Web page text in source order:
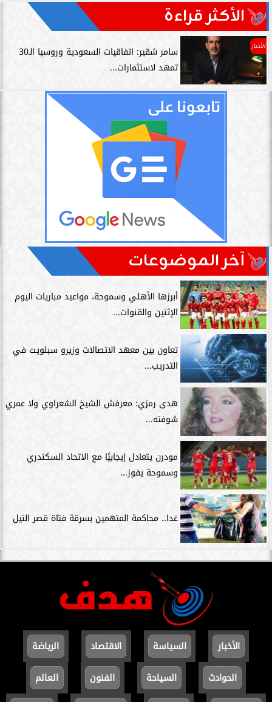
الأكثر قراءة
الأخبار
سامر شقير: اتفاقيات السعودية وروسيا الـ30
تمهد لاستثمارات...
آخر الموضوعات
أبرزها الأهلي وسموحة، مواعيد مباريات اليوم
الإثنين والقنوات...
تعاون بين معهد الاتصالات وزيرو سبلويت في
التدريب...
هدى رمزي: معرفش الشيخ الشعراوي ولا عمري
شوفته...
مودرن يتعادل إيجابيًا مع الاتحاد السكندري
وسموحة يفوز...
غدا.. محاكمة المتهمين بسرقة فتاة قصر النيل
الأخبار السياسة الاقتصاد
الرياضة
الحوادث
السياحة الفنون
العالم